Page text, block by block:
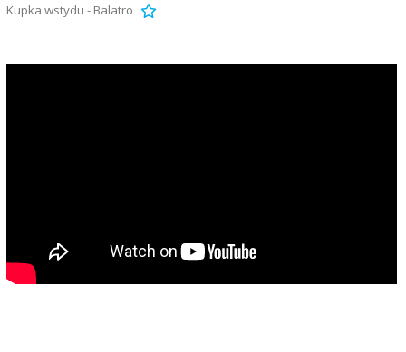
Kupka wstydu - Balatro